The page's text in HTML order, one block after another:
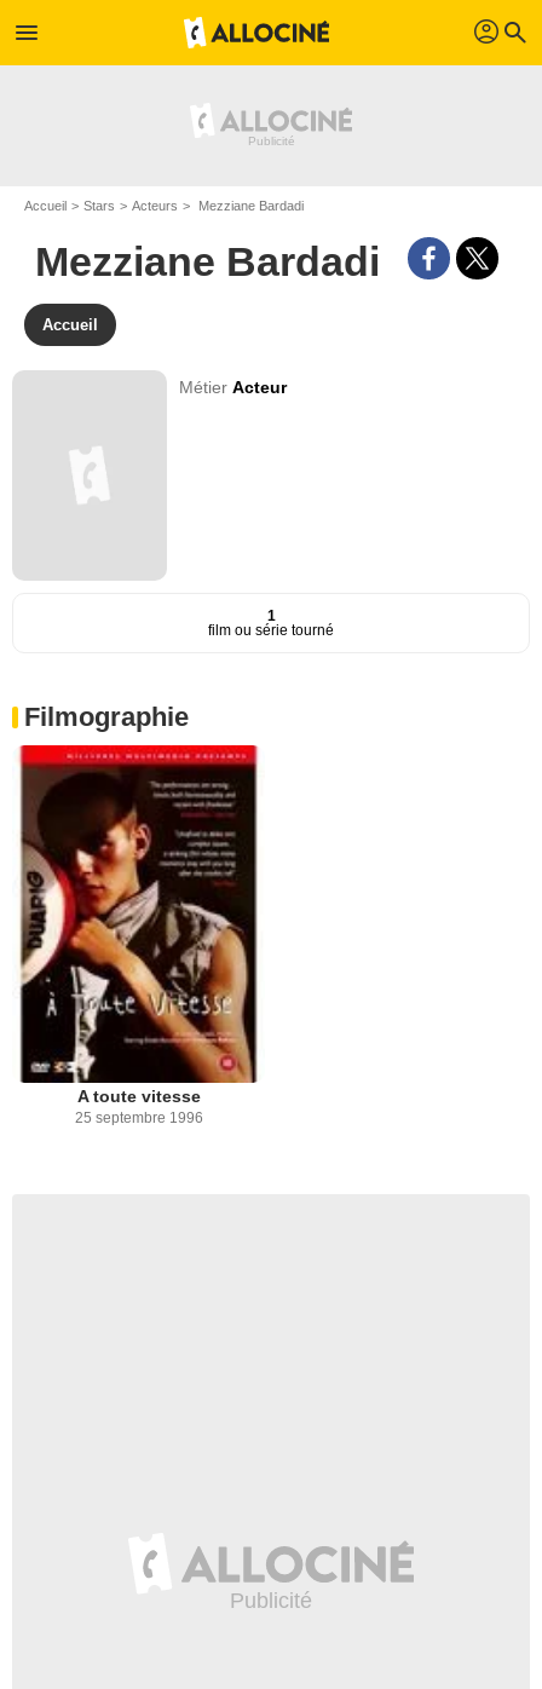
menu profil search
Accueil Stars Acteurs Mezziane Bardadi
Mezziane Bardadi
Accueil
MétierActeur
1
film ou série tourné
Filmographie
A toute vitesse
25 septembre 1996